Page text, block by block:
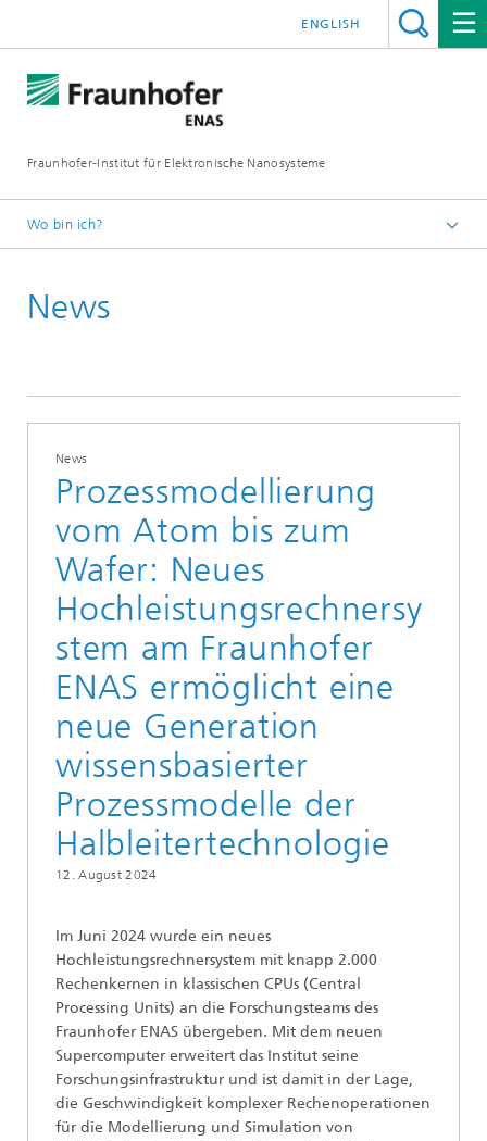
Fraunhofer-Institut für Elektronische Nanosysteme
ENGLISH
Wo bin ich?
News
News
Prozessmodellierung
vom Atom bis zum
Wafer: Neues
Hochleistungsrechnersy
stem am Fraunhofer
ENAS ermöglicht eine
neue Generation
wissensbasierter
Prozessmodelle der
Halbleitertechnologie
12. August 2024
Im Juni 2024 wurde ein neues
Hochleistungsrechnersystem mit knapp 2.000
Rechenkernen in klassischen CPUs (Central
Processing Units) an die Forschungsteams des
Fraunhofer ENAS übergeben. Mit dem neuen
Supercomputer erweitert das Institut seine
Forschungsinfrastruktur und ist damit in der Lage,
die Geschwindigkeit komplexer Rechenoperationen
für die Modellierung und Simulation von